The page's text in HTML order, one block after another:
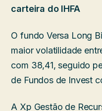
carteira do IHFA
O fundo Versa Long
maior volatilidade
com 38,41, seguido
de Fundos de Invest
A Xp Gestão de